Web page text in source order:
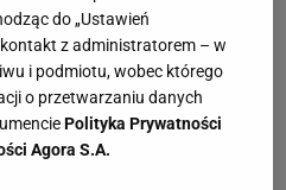
do „Ustawień
z administratorem – w
i podmiotu, wobec którego
o przetwarzaniu danych
Polityka Prywatności
Agora S.A.